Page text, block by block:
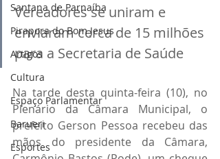
Santana de Parnaíba
Pirapora do Bom Jesus
Artigos
Cultura
Espaço Parlamentar
Barueri
Esportes
Vereadores se uniram e
enviaram cerca de 15 milhões
para a Secretaria de Saúde
Na tarde desta quinta-feira (10), no
Plenário da Câmara Municipal, o
prefeito Gerson Pessoa recebeu das
mãos do presidente da Câmara,